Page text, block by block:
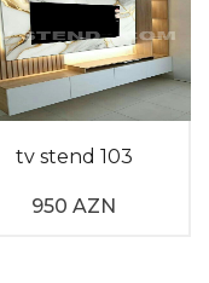
tərzi, oturaq
oldu. Bu, xüsusilə
vaxt keçirməyə
keçdiyi bu
edilməlidir. Bu
əsas
olmağa başladı.
tv stend 103
950 AZN